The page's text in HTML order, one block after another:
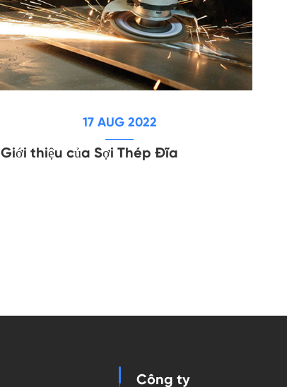
17 AUG 2022
Giới thiệu của Sợi Thép Đĩa
Công ty